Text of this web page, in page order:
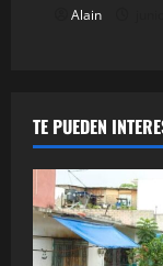
Alain
TE PUEDEN